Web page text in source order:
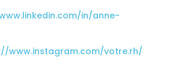
in/anne-
www.instagram.com/votre.rh/